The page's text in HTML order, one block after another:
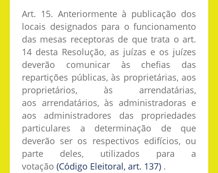
Art. 15. Anteriormente à publicação dos
locais designados para o funcionamento
das mesas receptoras de que trata o art.
14 desta Resolução, as juízas e os juízes
deverão comunicar às chefias das
repartições públicas, às proprietárias, aos
proprietários, às arrendatárias,
aos arrendatários, às administradoras e
aos administradores das propriedades
particulares a determinação de que
deverão ser os respectivos edifícios, ou
parte deles, utilizados para a
votação (Código Eleitoral, art. 137) .